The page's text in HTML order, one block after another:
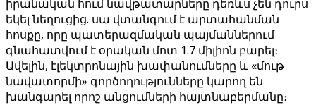
իրանական հում նավթատարները դեռևս չեն դուրս
եկել նեղուցից. սա վտանգում է արտահանման
հոսքը, որը պատերազմական պայմաններում
գնահատվում է օրական մոտ 1.7 միլիոն բարել։
Ավելին, էլեկտրոնային խափանումները և «մութ
նավատորմի» գործողությունները կարող են
խանգարել որոշ անցումների հայտնաբերմանը։